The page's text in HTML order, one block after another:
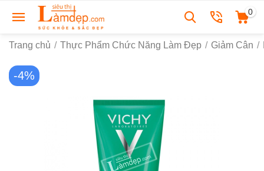
0
Trang chủ / Thực Phẩm Chức Năng Làm Đẹp / Giảm Cân /
-4%